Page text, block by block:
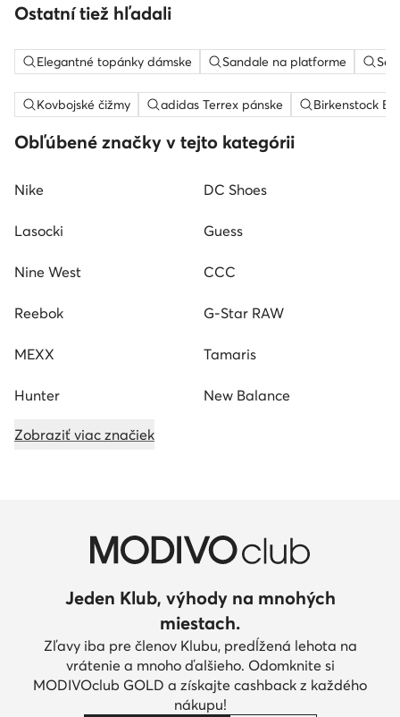
Ostatní tiež hľadali
Elegantné topánky dámske Sandale na platforme
Kovbojské čižmy adidas Terrex pánske Birkenstock
Obľúbené značky v tejto kategórii
Nike DC Shoes
Lasocki Guess
Nine West CCC
Reebok G-Star RAW
MEXX Tamaris
Hunter New Balance
Zobraziť viac značiek
Jeden Klub, výhody na mnohých
miestach.
Zľavy iba pre členov Klubu, predĺžená lehota na
vrátenie a mnoho ďalšieho. Odomknite si
MODIVOclub GOLD a získajte cashback z každého
nákupu!